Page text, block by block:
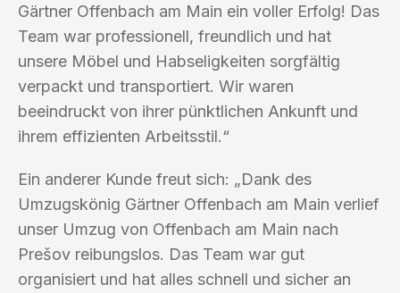
Gärtner Offenbach am Main ein voller Erfolg! Das
Team war professionell, freundlich und hat
unsere Möbel und Habseligkeiten sorgfältig
verpackt und transportiert. Wir waren
beeindruckt von ihrer pünktlichen Ankunft und
ihrem effizienten Arbeitsstil.“
Ein anderer Kunde freut sich: „Dank des
Umzugskönig Gärtner Offenbach am Main verlief
unser Umzug von Offenbach am Main nach
Prešov reibungslos. Das Team war gut
organisiert und hat alles schnell und sicher an